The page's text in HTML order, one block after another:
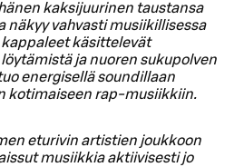
kaksijuurinen taustansa
näkyy vahvasti musiikillisessa
kappaleet käsittelevät
ja nuoren sukupolven
energisellä soundillaan
kotimaiseen rap-musiikkiin.
eturivin artistien joukkoon
musiikkia aktiivisesti jo